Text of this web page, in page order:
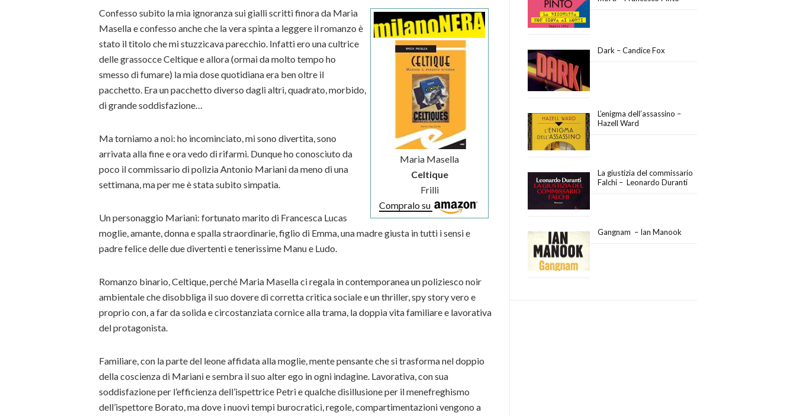
Maria Masella
Celtique
Frilli
Compralo su
Confesso subito la mia ignoranza sui gialli scritti finora da Maria
Masella e confesso anche che la vera spinta a leggere il romanzo è
stato il titolo che mi stuzzicava parecchio. Infatti ero una cultrice
delle grassocce Celtique e allora (ormai da molto tempo ho
smesso di fumare) la mia dose quotidiana era ben oltre il
pacchetto. Era un pacchetto diverso dagli altri, quadrato, morbido,
di grande soddisfazione…
Ma torniamo a noi: ho incominciato, mi sono divertita, sono
arrivata alla fine e ora vedo di rifarmi. Dunque ho conosciuto da
poco il commissario di polizia Antonio Mariani da meno di una
settimana, ma per me è stata subito simpatia.
Un personaggio Mariani: fortunato marito di Francesca Lucas
moglie, amante, donna e spalla straordinarie, figlio di Emma, una madre giusta in tutti i sensi e
padre felice delle due divertenti e tenerissime Manu e Ludo.
Romanzo binario, Celtique, perché Maria Masella ci regala in contemporanea un poliziesco noir
ambientale che disobbliga il suo dovere di corretta critica sociale e un thriller, spy story vero e
proprio con, a far da solida e circostanziata cornice alla trama, la doppia vita familiare e lavorativa
del protagonista.
Familiare, con la parte del leone affidata alla moglie, mente pensante che si trasforma nel doppio
della coscienza di Mariani e sembra il suo alter ego in ogni indagine. Lavorativa, con sua
soddisfazione per l’efficienza dell’ispettrice Petri e qualche disillusione per il menefreghismo
dell’ispettore Borato, ma dove i nuovi tempi burocratici, regole, compartimentazioni vengono a
Dark – Candice Fox
L’enigma dell’assassino –
Hazell Ward
La giustizia del commissario
Falchi – Leonardo Duranti
Gangnam – Ian Manook